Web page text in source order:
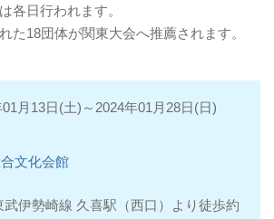
各日行われます。
た18団体が関東大会へ推薦されます。
01月13日(土)～2024年01月28日(日)
文化会館
武伊勢崎線 久喜駅（西口）より徒歩約